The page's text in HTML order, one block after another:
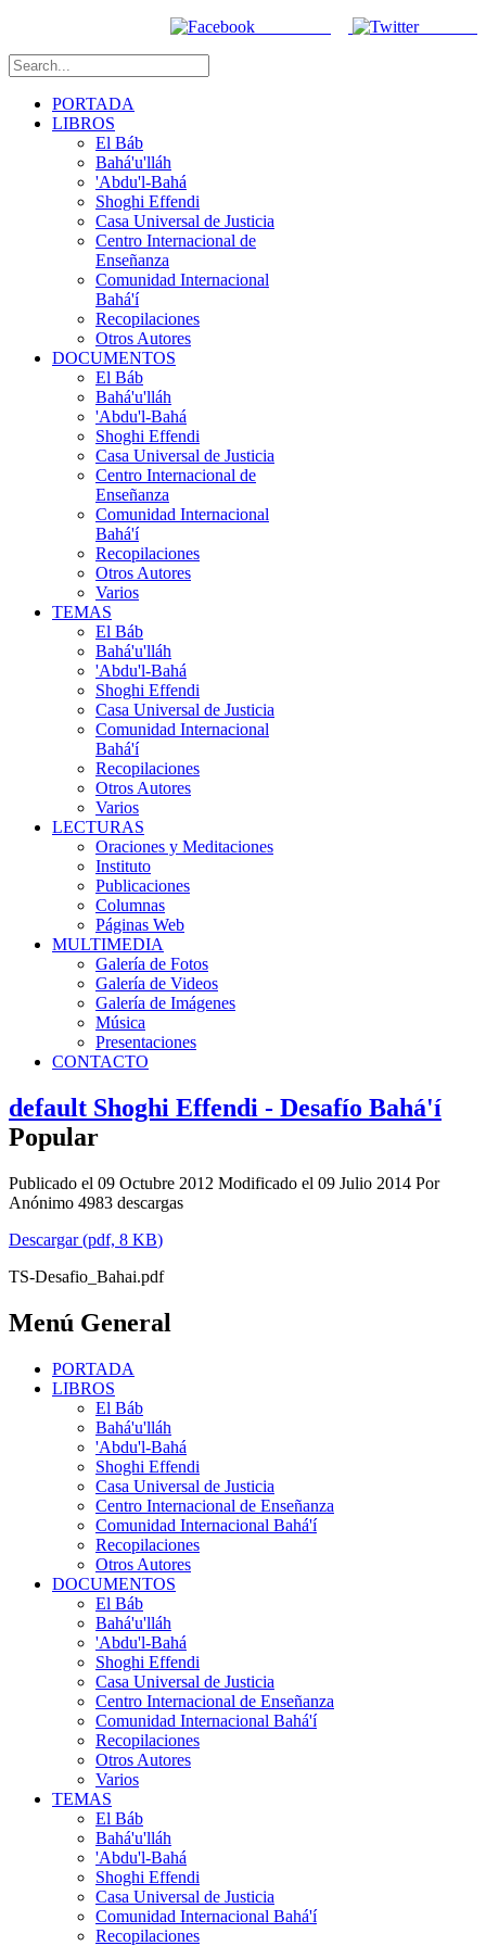
PORTADA
LIBROS
El Báb
Bahá'u'lláh
'Abdu'l-Bahá
Shoghi Effendi
Casa Universal de Justicia
Centro Internacional de
Enseñanza
Comunidad Internacional
Bahá'í
Recopilaciones
Otros Autores
DOCUMENTOS
El Báb
Bahá'u'lláh
'Abdu'l-Bahá
Shoghi Effendi
Casa Universal de Justicia
Centro Internacional de
Enseñanza
Comunidad Internacional
Bahá'í
Recopilaciones
Otros Autores
Varios
TEMAS
El Báb
Bahá'u'lláh
'Abdu'l-Bahá
Shoghi Effendi
Casa Universal de Justicia
Comunidad Internacional
Bahá'í
Recopilaciones
Otros Autores
Varios
LECTURAS
Oraciones y Meditaciones
Instituto
Publicaciones
Columnas
Páginas Web
MULTIMEDIA
Galería de Fotos
Galería de Videos
Galería de Imágenes
Música
Presentaciones
CONTACTO
default Shoghi Effendi - Desafío Bahá'í
Popular
Publicado el 09 Octubre 2012 Modificado el 09 Julio 2014 Por
Anónimo 4983 descargas
Descargar(pdf, 8 KB)
TS-Desafio_Bahai.pdf
Menú General
PORTADA
LIBROS
El Báb
Bahá'u'lláh
'Abdu'l-Bahá
Shoghi Effendi
Casa Universal de Justicia
Centro Internacional de Enseñanza
Comunidad Internacional Bahá'í
Recopilaciones
Otros Autores
DOCUMENTOS
El Báb
Bahá'u'lláh
'Abdu'l-Bahá
Shoghi Effendi
Casa Universal de Justicia
Centro Internacional de Enseñanza
Comunidad Internacional Bahá'í
Recopilaciones
Otros Autores
Varios
TEMAS
El Báb
Bahá'u'lláh
'Abdu'l-Bahá
Shoghi Effendi
Casa Universal de Justicia
Comunidad Internacional Bahá'í
Recopilaciones